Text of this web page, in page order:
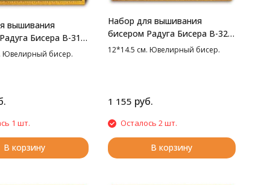
вышивания
Бисера В-310
12*14.5 см
Ювелирный бисер.
1 шт.
В корзину
Набор для вышивания
бисером Радуга Бисера В-326
Св. Алла, 12*14.5 см
12*14.5 см. Ювелирный бисер.
1 155 руб.
Осталось 2 шт.
В корзину